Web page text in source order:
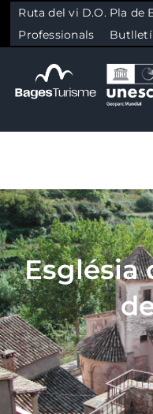
Skip to content
Ruta del vi D.O. Pla de
Professionals
Butlletí
Cultura
Gastronomia
Planifica
Església